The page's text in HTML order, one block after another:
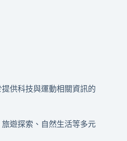
提供科技與運動相關資訊的
遊探索、自然生活等多元